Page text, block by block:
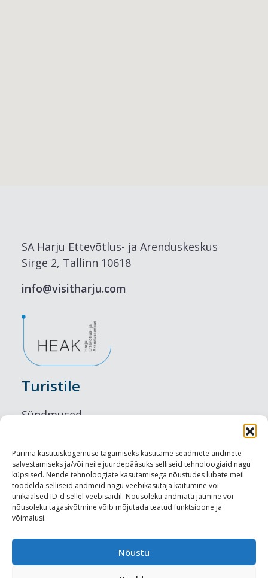
Parima kasutuskogemuse tagamiseks kasutame seadmete andmete
salvestamiseks ja/või neile juurdepääsuks selliseid tehnoloogiaid nagu
küpsised. Nende tehnoloogiate kasutamisega nõustudes lubate meil
töödelda selliseid andmeid nagu veebikasutaja käitumine või
unikaalsed ID-d sellel veebisaidil. Nõusoleku andmata jätmine või
nõusoleku tagasivõtmine võib mõjutada teatud funktsioone ja
võimalusi.
Nõustu
SA Harju Ettevõtlus- ja Arenduskeskus
Sirge 2, Tallinn 10618
info@visitharju.com
Turistile
Sündmused
Maitseelamused
Vaatamisväärsused
Visit Tallinn
Turismiprofessionaalile